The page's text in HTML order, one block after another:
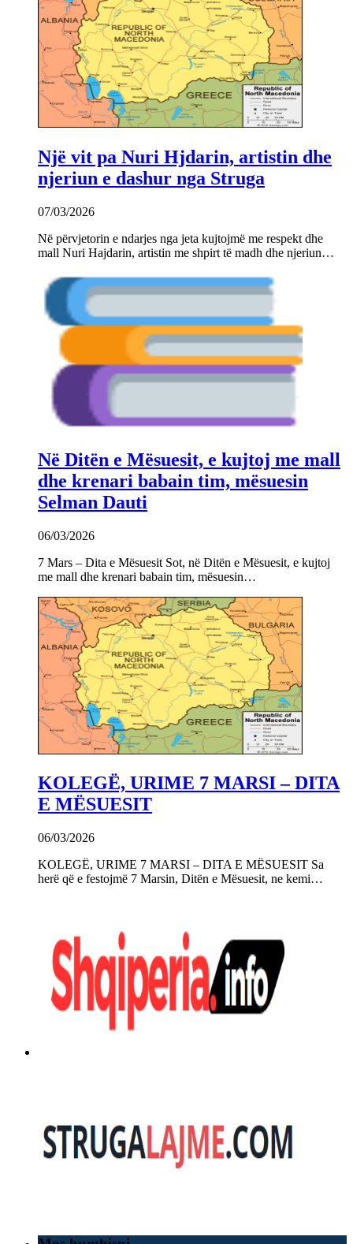
Një vit pa Nuri Hjdarin, artistin dhe
njeriun e dashur nga Struga
07/03/2026
Në përvjetorin e ndarjes nga jeta kujtojmë me respekt dhe
mall Nuri Hajdarin, artistin me shpirt të madh dhe njeriun…
Në Ditën e Mësuesit, e kujtoj me mall
dhe krenari babain tim, mësuesin
Selman Dauti
06/03/2026
7 Mars – Dita e Mësuesit Sot, në Ditën e Mësuesit, e kujtoj
me mall dhe krenari babain tim, mësuesin…
KOLEGË, URIME 7 MARSI – DITA
E MËSUESIT
06/03/2026
KOLEGË, URIME 7 MARSI – DITA E MËSUESIT Sa
herë që e festojmë 7 Marsin, Ditën e Mësuesit, ne kemi…